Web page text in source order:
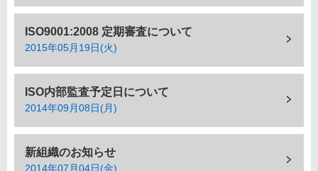
ISO9001:2008 定期審査について
2015年05月19日(火)
ISO内部監査予定日について
2014年09月08日(月)
新組織のお知らせ
2014年07月04日(金)